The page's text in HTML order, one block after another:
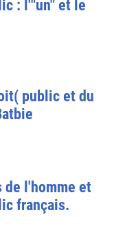
: l'"un" et le
public et du
l'homme et
français.